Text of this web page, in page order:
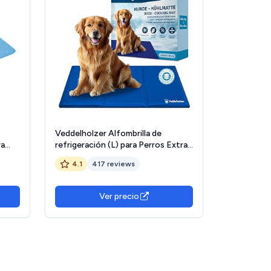
Veddelholzer Alfombrilla de
refrigeración (L) para Perros Extra
Gruesa, Resistente a los arañazos,
Auto-refrigerante sin Electricidad,
4.1 417 reviews
Ver precio